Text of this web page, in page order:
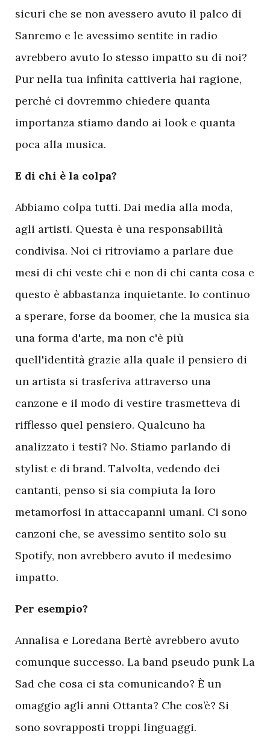
sicuri che se non avessero avuto il palco di
Sanremo e le avessimo sentite in radio
avrebbero avuto lo stesso impatto su di noi?
Pur nella tua infinita cattiveria hai ragione,
perché ci dovremmo chiedere quanta
importanza stiamo dando ai look e quanta
poca alla musica.
E di chi è la colpa?
Abbiamo colpa tutti. Dai media alla moda,
agli artisti. Questa è una responsabilità
condivisa. Noi ci ritroviamo a parlare due
mesi di chi veste chi e non di chi canta cosa e
questo è abbastanza inquietante. Io continuo
a sperare, forse da boomer, che la musica sia
una forma d'arte, ma non c'è più
quell'identità grazie alla quale il pensiero di
un artista si trasferiva attraverso una
canzone e il modo di vestire trasmetteva di
rifflesso quel pensiero. Qualcuno ha
analizzato i testi? No. Stiamo parlando di
stylist e di brand. Talvolta, vedendo dei
cantanti, penso si sia compiuta la loro
metamorfosi in attaccapanni umani. Ci sono
canzoni che, se avessimo sentito solo su
Spotify, non avrebbero avuto il medesimo
impatto.
Per esempio?
Annalisa e Loredana Bertè avrebbero avuto
comunque successo. La band pseudo punk La
Sad che cosa ci sta comunicando? È un
omaggio agli anni Ottanta? Che cos’è? Si
sono sovrapposti troppi linguaggi.